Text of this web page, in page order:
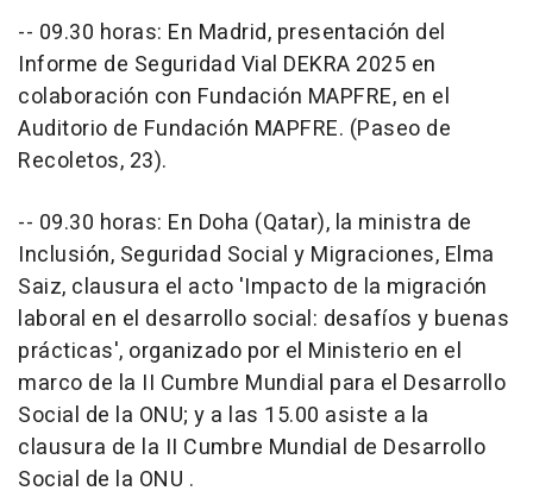
-- 09.30 horas: En Madrid, presentación del
Informe de Seguridad Vial DEKRA 2025 en
colaboración con Fundación MAPFRE, en el
Auditorio de Fundación MAPFRE. (Paseo de
Recoletos, 23).
-- 09.30 horas: En Doha (Qatar), la ministra de
Inclusión, Seguridad Social y Migraciones, Elma
Saiz, clausura el acto 'Impacto de la migración
laboral en el desarrollo social: desafíos y buenas
prácticas', organizado por el Ministerio en el
marco de la II Cumbre Mundial para el Desarrollo
Social de la ONU; y a las 15.00 asiste a la
clausura de la II Cumbre Mundial de Desarrollo
Social de la ONU .